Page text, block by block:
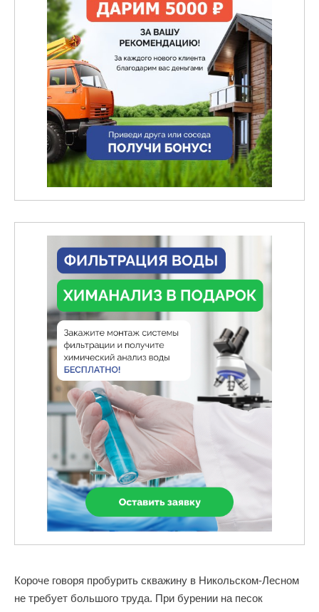
Короче говоря пробурить скважину в Никольском-Лесном
не требует большого труда. При бурении на песок